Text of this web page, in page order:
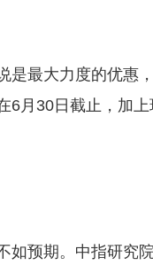
最大力度的优惠
月30日截止，加
如预期。中指研究